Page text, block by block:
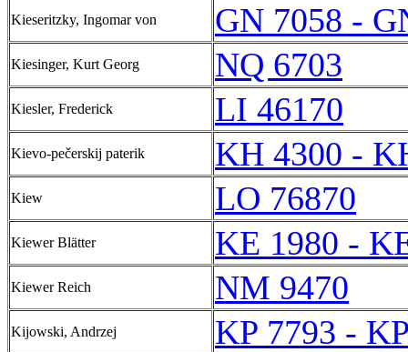
Kieseritzky, Ingomar von GN 7058 -
Kiesinger, Kurt Georg NQ 6703
Kiesler, Frederick LI 46170
Kievo-pečerskij paterik KH 4300 -
Kiew LO 76870
Kiewer Blätter KE 1980 -
Kiewer Reich NM 9470
Kijowski, Andrzej KP 7793 -